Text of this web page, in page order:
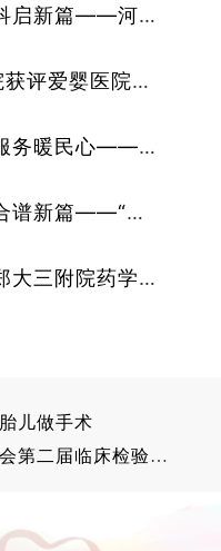
凝心聚力谋发展 精耕专科启新篇——河南省妇幼保健院乳腺甲状腺外科召开专科高质量发展专题研讨会
喜报！河南省妇幼保健院获评爱婴医院妇幼保健人员岗位胜任力考核先进单位
省级专家下沉基层 义诊服务暖民心——郑州大学第三附属医院杨红星到滑县小铺镇卫生院开展义诊活动
党建引领聚合力 校院融合谱新篇——“教研协同·药创未来”联建活动在郑州大学药学院成功举办
党业融合 药学有为——郑大三附院药学部开展2026年党建业务融合工作推进会
儿做手术
幼检验医学技术新进展”学术研讨会在郑州成功举行